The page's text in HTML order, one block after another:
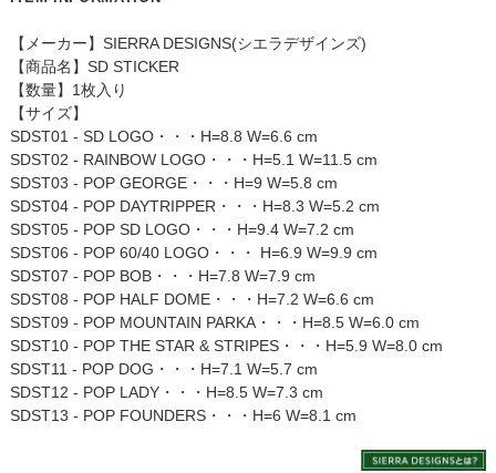
【メーカー】SIERRA DESIGNS(シエラデザインズ)
【商品名】SD STICKER
【数量】1枚入り
【サイズ】
SDST01 - SD LOGO・・・H=8.8 W=6.6 cm
SDST02 - RAINBOW LOGO・・・H=5.1 W=11.5 cm
SDST03 - POP GEORGE・・・H=9 W=5.8 cm
SDST04 - POP DAYTRIPPER・・・H=8.3 W=5.2 cm
SDST05 - POP SD LOGO・・・H=9.4 W=7.2 cm
SDST06 - POP 60/40 LOGO・・・ H=6.9 W=9.9 cm
SDST07 - POP BOB・・・H=7.8 W=7.9 cm
SDST08 - POP HALF DOME・・・H=7.2 W=6.6 cm
SDST09 - POP MOUNTAIN PARKA・・・H=8.5 W=6.0 cm
SDST10 - POP THE STAR & STRIPES・・・H=5.9 W=8.0 cm
SDST11 - POP DOG・・・H=7.1 W=5.7 cm
SDST12 - POP LADY・・・H=8.5 W=7.3 cm
SDST13 - POP FOUNDERS・・・H=6 W=8.1 cm